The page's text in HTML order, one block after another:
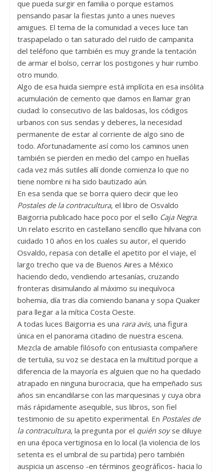
que pueda surgir en familia o porque estamos
pensando pasar la fiestas junto a unes nueves
amigues. El tema de la comunidad a veces luce tan
traspapelado o tan saturado del ruido de campanita
del teléfono que también es muy grande la tentación
de armar el bolso, cerrar los postigones y huir rumbo
otro mundo.
Algo de esa huida siempre está implícita en esa insólita
acumulación de cemento que damos en llamar gran
ciudad: lo consecutivo de las baldosas, los códigos
urbanos con sus sendas y deberes, la necesidad
permanente de estar al corriente de algo sino de
todo. Afortunadamente así como los caminos unen
también se pierden en medio del campo en huellas
cada vez más sutiles allí donde comienza lo que no
tiene nombre ni ha sido bautizado aún.
En esa senda que se borra quiero decir que leo
Postales de la contracultura, el libro de Osvaldo
Baigorria publicado hace poco por el sello Caja Negra.
Un relato escrito en castellano sencillo que hilvana con
cuidado 10 años en los cuales su autor, el querido
Osvaldo, repasa con detalle el apetito por el viaje, el
largo trecho que va de Buenos Aires a México
haciendo dedo, vendiendo artesanías, cruzando
fronteras disimulando al máximo su inequívoca
bohemia, día tras día comiendo banana y sopa Quaker
para llegar a la mítica Costa Oeste.
A todas luces Baigorria es una rara avis, una figura
única en el panorama citadino de nuestra escena.
Mezcla de amable filósofo con entusiasta compañere
de tertulia, su voz se destaca en la multitud porque a
diferencia de la mayoría es alguien que no ha quedado
atrapado en ninguna burocracia, que ha empeñado sus
años sin encandilarse con las marquesinas y cuya obra
más rápidamente asequible, sus libros, son fiel
testimonio de su apetito experimental. En Postales de
la contracultura, la pregunta por el quién soyse diluye
en una época vertiginosa en lo local (la violencia de los
setenta es el umbral de su partida) pero también
auspicia un ascenso -en términos geográficos- hacia lo